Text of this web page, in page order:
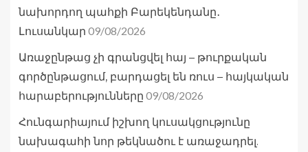
նախորդող պահքի Բարեկենդանը․
Լուսանկար 09/08/2026
Առաջընթաց չի գրանցվել հայ – թուրքական
գործընթացում, բարդացել են ռուս – հայկական
հարաբերությունները 09/08/2026
Հունգարիայում իշխող կուսակցությունը
նախագահի նոր թեկնածու է առաջադրել.